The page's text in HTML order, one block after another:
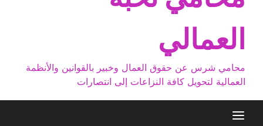
العمالي
محامي شرس عن حقوق العمال وخبير بالقوانين والأنظمة
العمالية لتحويل كافة النزاعات إلى انتصارات